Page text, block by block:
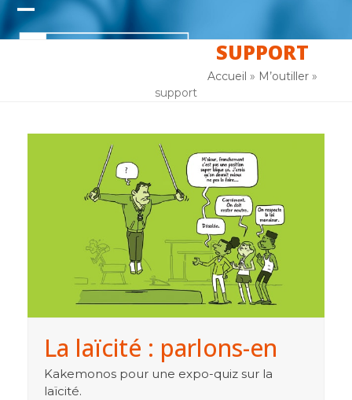
Skip
content
Open
Close
SUPPORT
Accueil » M’outiller »
support
La laïcité : parlons-en
Kakemonos pour une expo-quiz sur la
laïcité.